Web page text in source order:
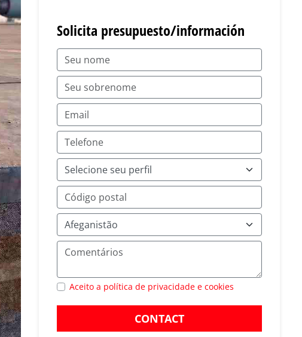
Solicita presupuesto/información
Aceito a política de privacidade e cookies
CONTACT